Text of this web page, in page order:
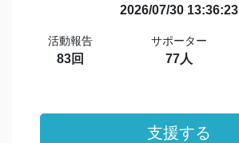
2026/07/30 13:36:23
活動報告
83回
サポーター
77人
支援する